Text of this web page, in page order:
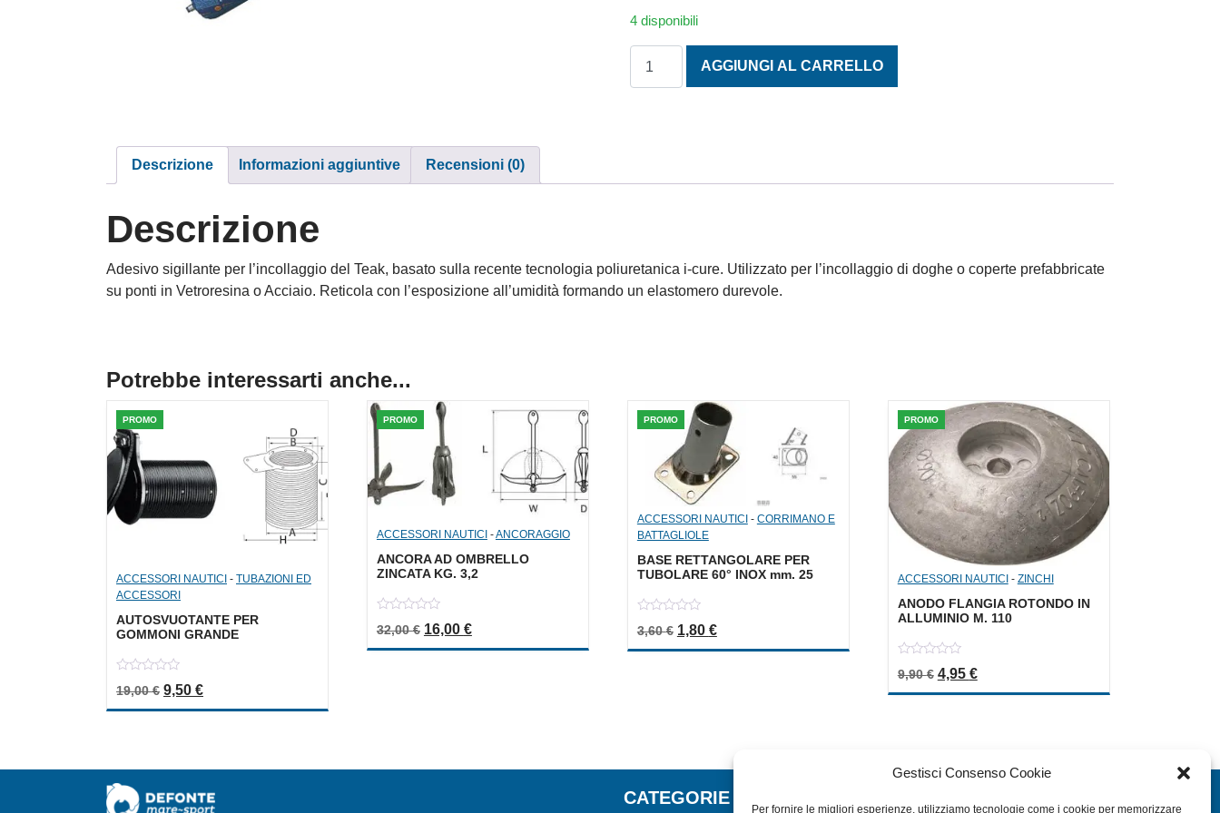
Gestisci Consenso Cookie
Per fornire le migliori esperienze, utilizziamo tecnologie come i cookie per memorizzare
4 disponibili
AGGIUNGI AL CARRELLO
Descrizione Informazioni aggiuntive Recensioni (0)
Descrizione
Adesivo sigillante per l’incollaggio del Teak, basato sulla recente tecnologia poliuretanica i-cure. Utilizzato per l’incollaggio di doghe o coperte prefabbricate
su ponti in Vetroresina o Acciaio. Reticola con l’esposizione all’umidità formando un elastomero durevole.
Potrebbe interessarti anche...
PROMO
ACCESSORI NAUTICI - TUBAZIONI ED
ACCESSORI
AUTOSVUOTANTE PER
GOMMONI GRANDE
out
19,00€ Il prezzo originale era: 19,00 €.
9,50 €Il prezzo attuale è: 9,50 €.
PROMO
ACCESSORI NAUTICI -ANCORAGGIO
ANCORA AD OMBRELLO
ZINCATA KG. 3,2
out
of
32,00€ Il prezzo originale era: 32,00 €.
16,00 €Il prezzo attuale è: 16,00 €.
PROMO
ACCESSORI NAUTICI - CORRIMANO E
BATTAGLIOLE
BASE RETTANGOLARE PER
TUBOLARE 60° INOX mm. 25
out
of
3,60€ Il prezzo originale era: 3,60 €.
1,80 €Il prezzo attuale è: 1,80 €.
PROMO
ACCESSORI NAUTICI - ZINCHI
ANODO FLANGIA ROTONDO IN
ALLUMINIO M. 110
out
9,90€ Il prezzo originale era: 9,90 €.
4,95 €Il prezzo attuale è: 4,95 €.
CATEGORIE